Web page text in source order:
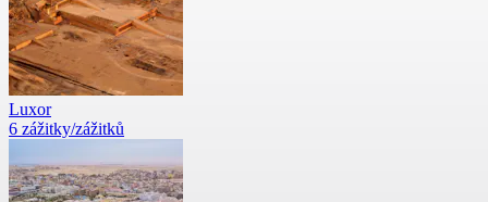
Luxor
6 zážitky/zážitků